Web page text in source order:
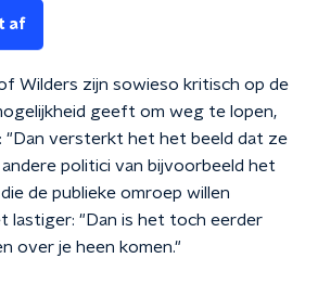
af
Wilders zijn sowieso kritisch op de
geeft om weg te lopen,
"Dan versterkt het het beeld dat ze
politici van bijvoorbeeld het
de publieke omroep willen
lastiger: "Dan is het toch eerder
over je heen komen."